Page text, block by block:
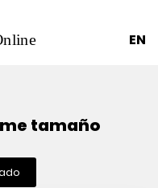
EN
tamaño